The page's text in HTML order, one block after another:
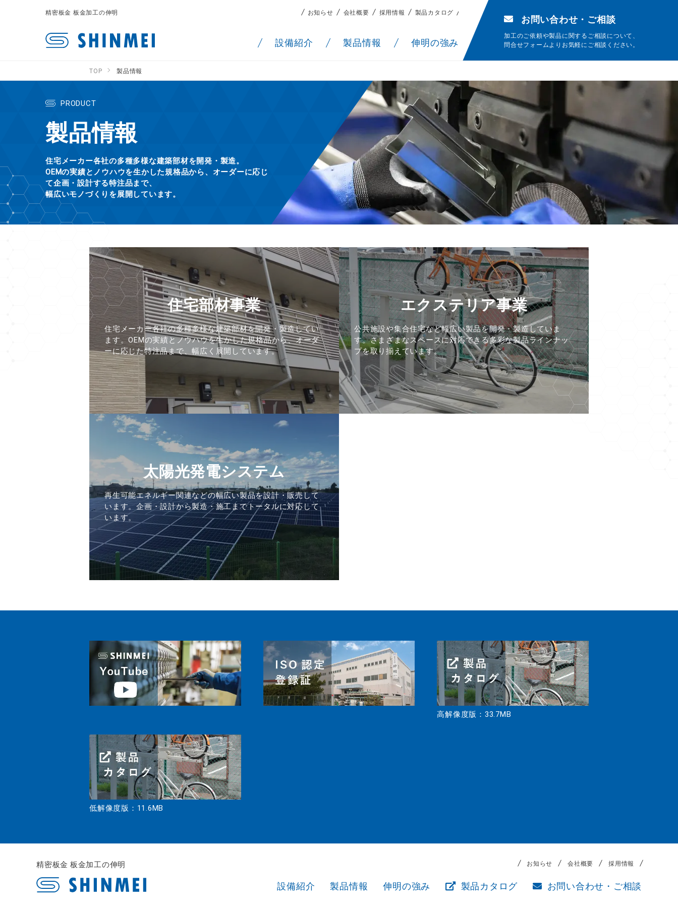
精密板金 板金加工の伸明
設備紹介 製品情報 伸明の強み
お知らせ 会社概要 採用情報 製品カタログ お問い合わせ・ご相談
加工のご依頼や製品に関するご相談について、
問合せフォームよりお気軽にご相談ください。
TOP 製品情報
PRODUCT
製品情報
住宅メーカー各社の多種多様な建築部材を開発・製造。
OEMの実績とノウハウを生かした規格品から、オーダーに応じ
て企画・設計する特注品まで、
幅広いモノづくりを展開しています。
住宅部材事業
住宅メーカー各社の多種多様な建築部材を開発・製造してい
ます。OEMの実績とノウハウを生かした規格品から、オーダ
ーに応じた特注品まで、幅広く展開しています。
エクステリア事業
公共施設や集合住宅など幅広い製品を開発・製造していま
す。さまざまなスペースに対応できる多彩な製品ラインナッ
プを取り揃えています。
太陽光発電システム
再生可能エネルギー関連などの幅広い製品を設計・販売して
います。企画・設計から製造・施工までトータルに対応して
います。
高解像度版：33.7MB
低解像度版：11.6MB
精密板金 板金加工の伸明
設備紹介 製品情報 伸明の強み 製品カタログ お問い合わせ・ご相談
お知らせ 会社概要 採用情報